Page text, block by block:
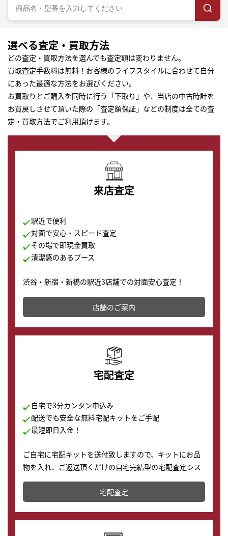
選べる査定・買取方法
どの査定・買取方法を選んでも査定額は変わりません。
買取査定手数料は無料！お客様のライフスタイルに合わせて自分
にあった最適な方法をお選びください。
お買取りとご購入を同時に行う「下取り」や、当店の中古時計を
お買戻しさせて頂いた際の「査定額保証」などの制度は全ての査
定・買取方法でご利用頂けます。
来店査定
駅近で便利
対面で安心・スピード査定
その場で即現金買取
清潔感のあるブース
渋谷・新宿・新橋の駅近3店舗での対面安心査定！
その場で現金買取致します。渋谷本店では、時計販売の
店舗を併設しており、下取りに出してお得に新しい時計
の購入もできます♪
店舗のご案内
宅配査定
自宅で3分カンタン申込み
配送でも安全な無料宅配キットをご手配
最短即日入金！
ご自宅に宅配キットを送付致しますので、キットにお品
物を入れ、ご返送頂くだけの自宅完結型の宅配査定シス
テムです。
配送でも簡単&安全に査定・買取に出すことが可能で
す。
宅配査定